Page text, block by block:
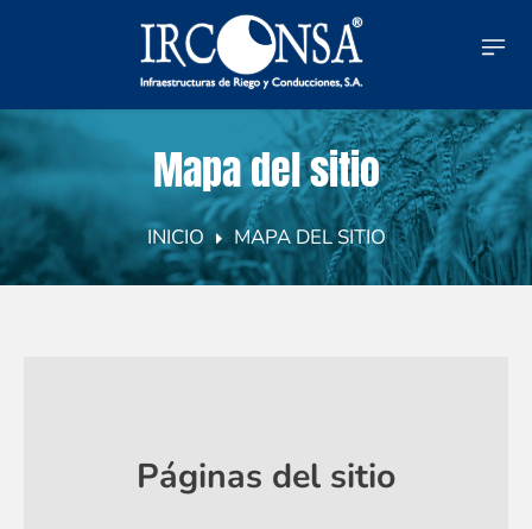
Mapa del sitio
INICIO MAPA DEL SITIO
Páginas del sitio